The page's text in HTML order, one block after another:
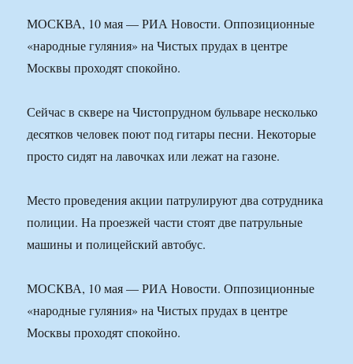
МОСКВА, 10 мая — РИА Новости. Оппозиционные
«народные гуляния» на Чистых прудах в центре
Москвы проходят спокойно.
Сейчас в сквере на Чистопрудном бульваре несколько
десятков человек поют под гитары песни. Некоторые
просто сидят на лавочках или лежат на газоне.
Место проведения акции патрулируют два сотрудника
полиции. На проезжей части стоят две патрульные
машины и полицейский автобус.
МОСКВА, 10 мая — РИА Новости. Оппозиционные
«народные гуляния» на Чистых прудах в центре
Москвы проходят спокойно.